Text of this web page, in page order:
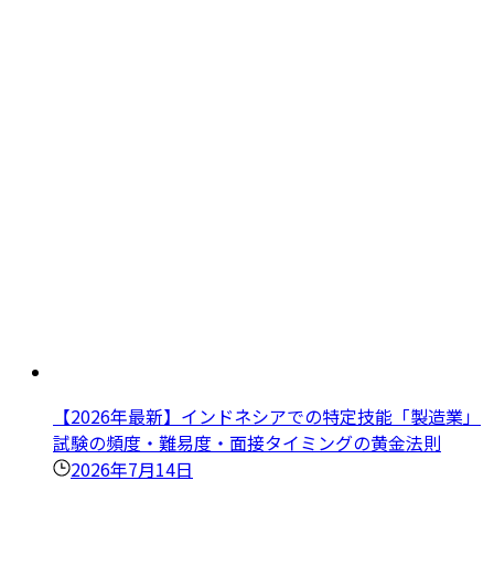
【2026年最新】インドネシアでの特定技能「製造業」
試験の頻度・難易度・面接タイミングの黄金法則
2026年7月14日